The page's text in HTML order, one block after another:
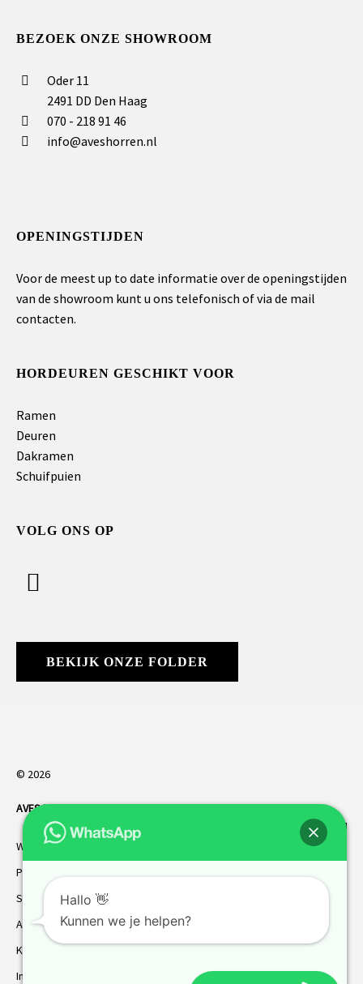
BEZOEK ONZE SHOWROOM
Oder 11
2491 DD Den Haag
070 - 218 91 46
info@aveshorren.nl
OPENINGSTIJDEN
Voor de meest up to date informatie over de openingstijden
van de showroom kunt u ons telefonisch of via de mail
contacten.
HORDEUREN GESCHIKT VOOR
Ramen
Deuren
Dakramen
Schuifpuien
VOLG ONS OP
BEKIJK ONZE FOLDER
© 2026
AVES HORREN. Alle rechten voorbehouden.
Webdesign Vanoo Media
Privacybeleid
Sitemap
AVES garantie
Klantenservice
Inmeten
Hallo 👋
Kunnen we je helpen?